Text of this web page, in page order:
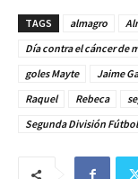
TAGS almagro
Día contra el cáncer de
goles Mayte
Jaime
Raquel
Rebeca
Segunda División